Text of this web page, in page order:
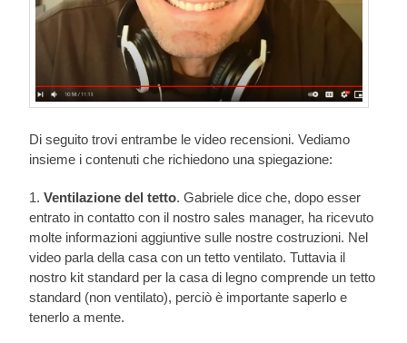
Di seguito trovi entrambe le video recensioni. Vediamo
insieme i contenuti che richiedono una spiegazione:
1. Ventilazione del tetto. Gabriele dice che, dopo esser
entrato in contatto con il nostro sales manager, ha ricevuto
molte informazioni aggiuntive sulle nostre costruzioni. Nel
video parla della casa con un tetto ventilato. Tuttavia il
nostro kit standard per la casa di legno comprende un tetto
standard (non ventilato), perciò è importante saperlo e
tenerlo a mente.